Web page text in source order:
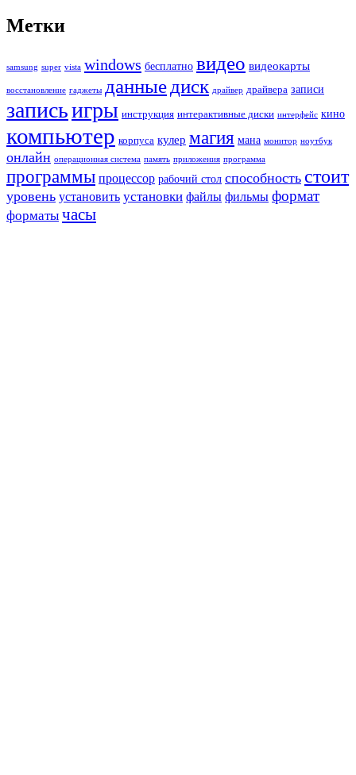
Метки
samsung super vista windows бесплатно видео видеокарты
восстановление гаджеты данные диск драйвер драйвера записи
записьигры инструкция интерактивные диски интерфейс кино
компьютер корпуса кулер магия мана монитор ноутбук
онлайн операционная система память приложения программа
программы процессор рабочий стол способность стоит
уровень установить установки файлы фильмы формат
форматы часы